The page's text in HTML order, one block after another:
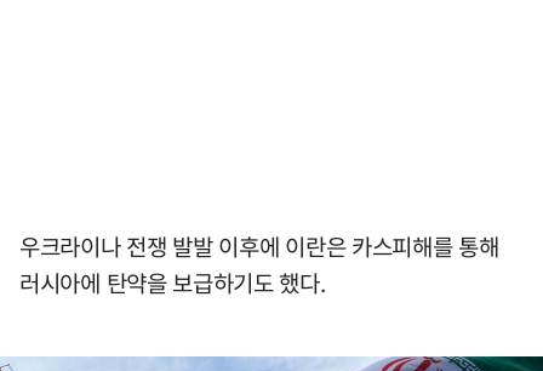
우크라이나 전쟁 발발 이후에 이란은 카스피해를 통해
러시아에 탄약을 보급하기도 했다.